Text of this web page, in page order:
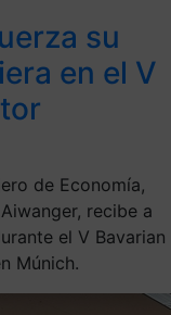
su
en el V
de Economía,
recibe a
el V Bavarian
Múnich.